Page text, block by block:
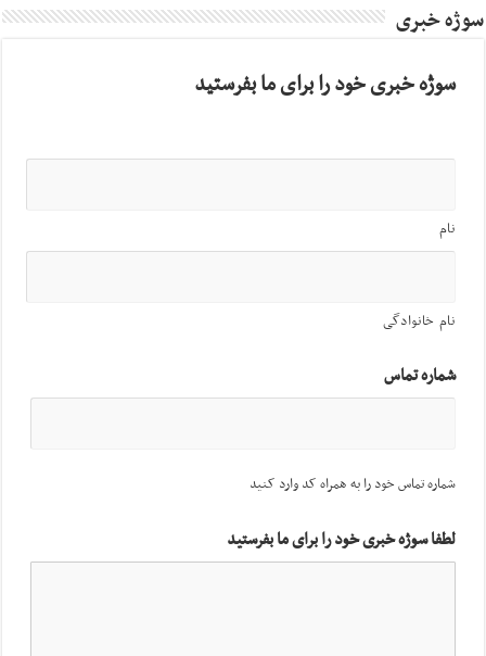
سوژه خبری
سوژه خبری خود را برای ما بفرستید
نام
نام خانوادگی
شماره تماس
شماره تماس خود را به همراه کد وارد کنید
لطفا سوژه خبری خود را برای ما بفرستید